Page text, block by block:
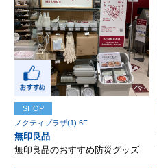
SHOP
ノクティプラザ(1) 6F
無印良品
無印良品のおすすめ防災グッズ